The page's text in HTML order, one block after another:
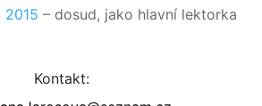
2015 – dosud, jako hlavní lektorka
Kontakt: